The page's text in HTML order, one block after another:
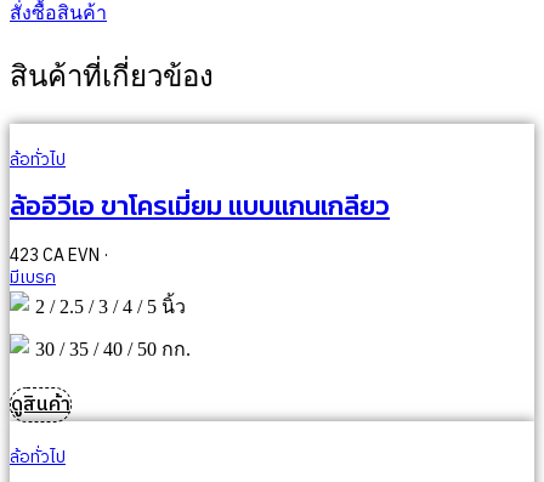
สั่งซื้อสินค้า
สินค้าที่เกี่ยวข้อง
ล้อทั่วไป
ล้ออีวีเอ ขาโครเมี่ยม แบบแกนเกลียว
423 CA EVN ·
มีเบรค
2 / 2.5 / 3 / 4 / 5 นิ้ว
30 / 35 / 40 / 50 กก.
ดูสินค้า
ล้อทั่วไป